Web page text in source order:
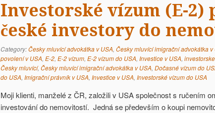
Investorské vízum (E-2)
české investory do
Category:Česky mluvící advokátka v USA, Česky mluvící imigrační advokátka v
povolení v USA, E-2, E-2 vízum, E-2 vízum do USA, Investice v USA,
Česky mluvící, Česky mluvící imigrační advokátka v USA, Dočasné vízum do
do USA, Imigrační právník v USA, Investice v USA, Investorské vízum do USA
Moji klienti, manželé z ČR, založili v USA společnost s ručením
investování do nemovitostí. Jedná se především o koupi